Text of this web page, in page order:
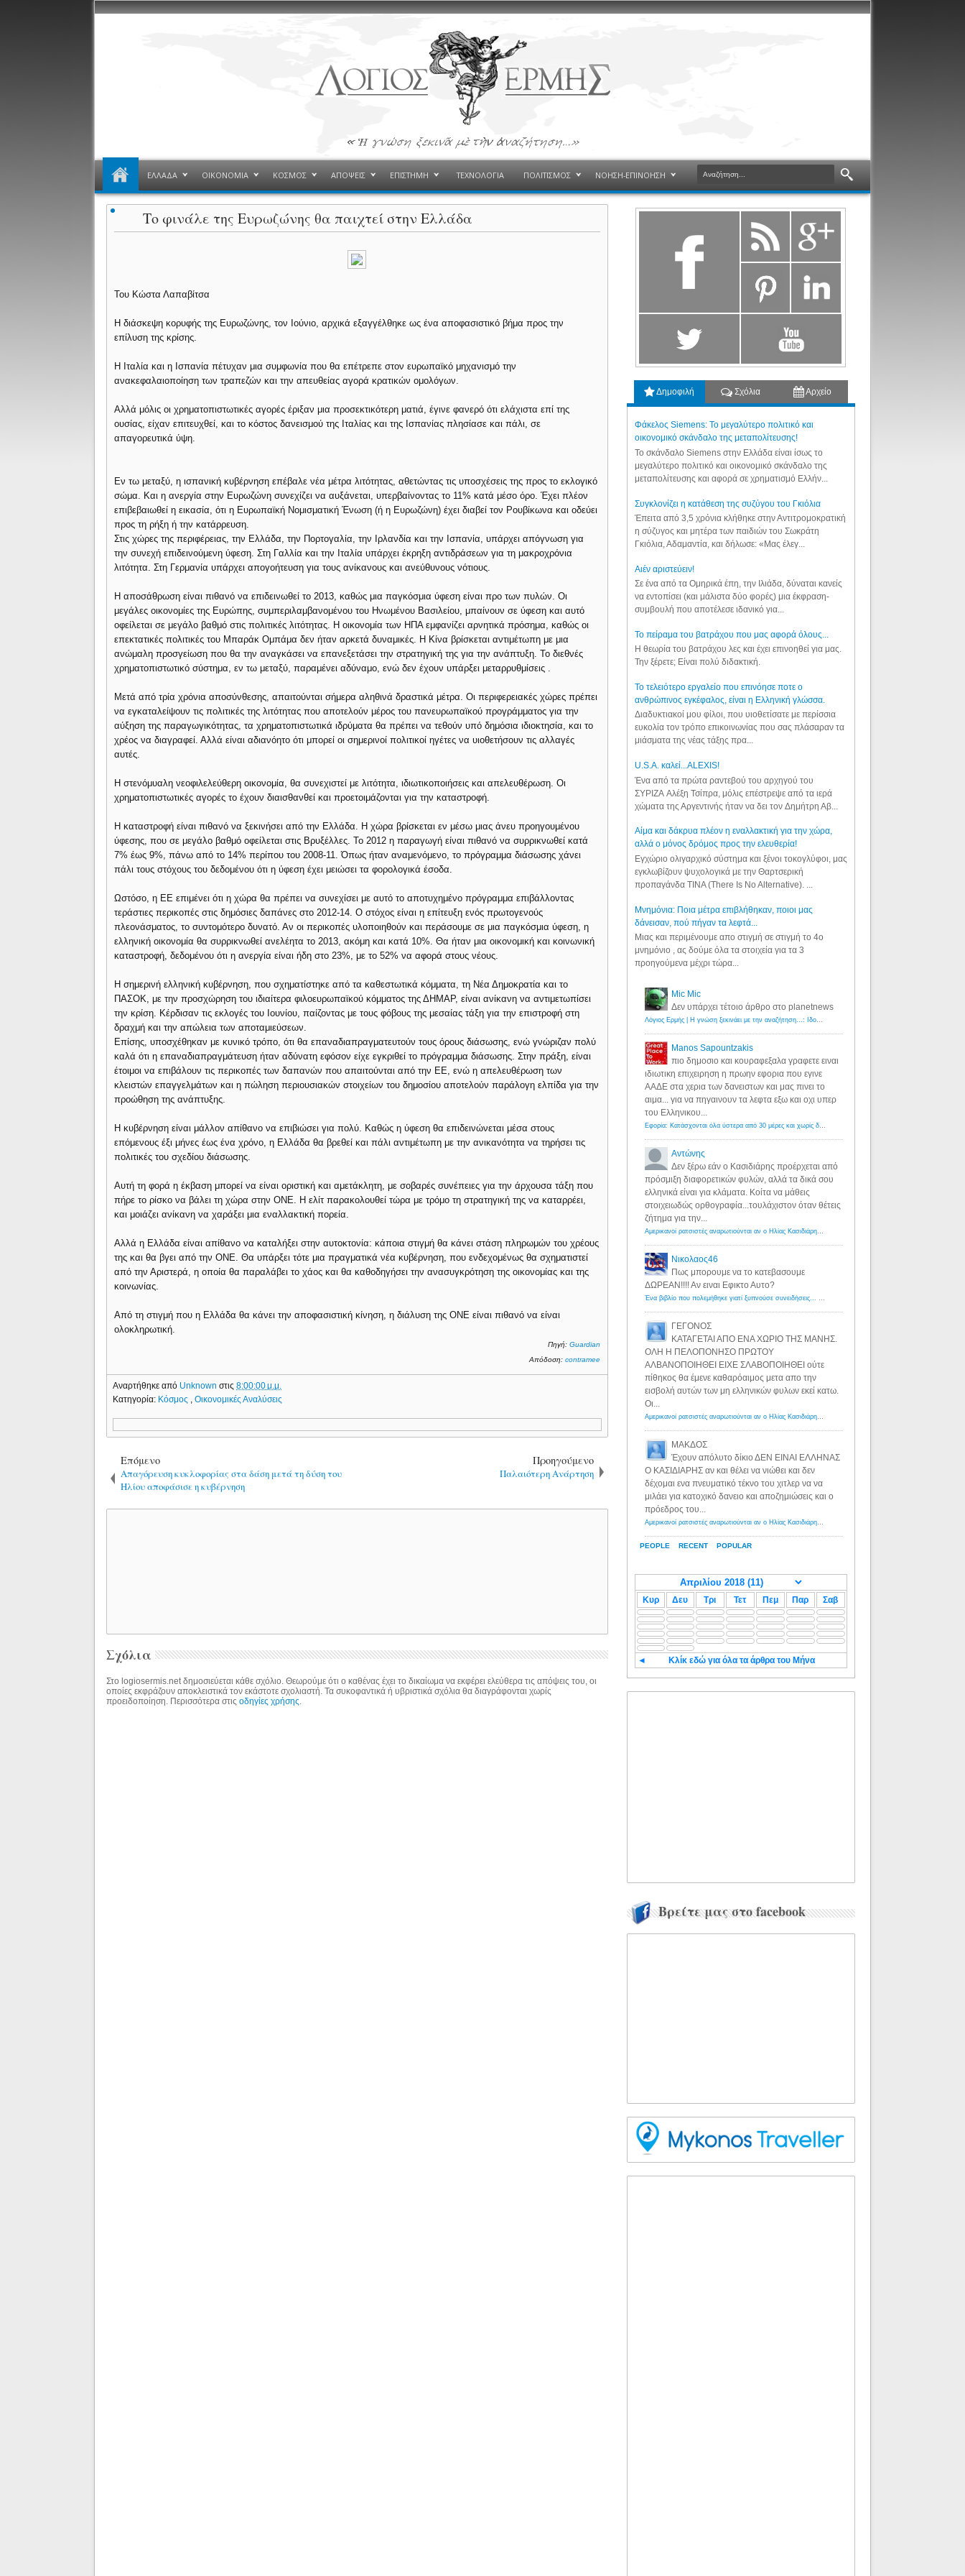
ΕΛΛΑΔΑ ΟΙΚΟΝΟΜΙΑ ΚΟΣΜΟΣ ΑΠΟΨΕΙΣ ΕΠΙΣΤΗΜΗ ΤΕΧΝΟΛΟΓΙΑ ΠΟΛΙΤΙΣΜΟΣ ΝΟΗΣΗ-ΕΠΙΝΟΗΣΗ
Το φινάλε της Ευρωζώνης θα παιχτεί στην Ελλάδα
Του Κώστα Λαπαβίτσα
Η διάσκεψη κορυφής της Ευρωζώνης, τον Ιούνιο, αρχικά εξαγγέλθηκε ως ένα αποφασιστικό βήμα προς την
επίλυση της κρίσης.
Η Ιταλία και η Ισπανία πέτυχαν μια συμφωνία που θα επέτρεπε στον ευρωπαϊκό μηχανισμό την
ανακεφαλαιοποίηση των τραπεζών και την απευθείας αγορά κρατικών ομολόγων.
Αλλά μόλις οι χρηματοπιστωτικές αγορές έριξαν μια προσεκτικότερη ματιά, έγινε φανερό ότι ελάχιστα επί της
ουσίας, είχαν επιτευχθεί, και το κόστος δανεισμού της Ιταλίας και της Ισπανίας πλησίασε και πάλι, σε
απαγορευτικά ύψη.
Εν τω μεταξύ, η ισπανική κυβέρνηση επέβαλε νέα μέτρα λιτότητας, αθετώντας τις υποσχέσεις της προς το εκλογικό
σώμα. Και η ανεργία στην Ευρωζώνη συνεχίζει να αυξάνεται, υπερβαίνοντας το 11% κατά μέσο όρο. Έχει πλέον
επιβεβαιωθεί η εικασία, ότι η Ευρωπαϊκή Νομισματική Ένωση (ή η Ευρωζώνη) έχει διαβεί τον Ρουβίκωνα και οδεύει
προς τη ρήξη ή την κατάρρευση.
Στις χώρες της περιφέρειας, την Ελλάδα, την Πορτογαλία, την Ιρλανδία και την Ισπανία, υπάρχει απόγνωση για
την συνεχή επιδεινούμενη ύφεση. Στη Γαλλία και την Ιταλία υπάρχει έκρηξη αντιδράσεων για τη μακροχρόνια
λιτότητα. Στη Γερμανία υπάρχει απογοήτευση για τους ανίκανους και ανεύθυνους νότιους.
Η αποσάθρωση είναι πιθανό να επιδεινωθεί το 2013, καθώς μια παγκόσμια ύφεση είναι προ των πυλών. Οι
μεγάλες οικονομίες της Ευρώπης, συμπεριλαμβανομένου του Ηνωμένου Βασιλείου, μπαίνουν σε ύφεση και αυτό
οφείλεται σε μεγάλο βαθμό στις πολιτικές λιτότητας. Η οικονομία των ΗΠΑ εμφανίζει αρνητικά πρόσημα, καθώς οι
επεκτατικές πολιτικές του Μπαράκ Ομπάμα δεν ήταν αρκετά δυναμικές. Η Κίνα βρίσκεται αντιμέτωπη με μια
ανώμαλη προσγείωση που θα την αναγκάσει να επανεξετάσει την στρατηγική της για την ανάπτυξη. Το διεθνές
χρηματοπιστωτικό σύστημα, εν τω μεταξύ, παραμένει αδύναμο, ενώ δεν έχουν υπάρξει μεταρρυθμίσεις .
Μετά από τρία χρόνια αποσύνθεσης, απαιτούνται σήμερα αληθινά δραστικά μέτρα. Οι περιφερειακές χώρες πρέπει
να εγκαταλείψουν τις πολιτικές της λιτότητας που αποτελούν μέρος του πανευρωπαϊκού προγράμματος για την
αύξηση της παραγωγικότητας, τα χρηματοπιστωτικά ιδρύματα θα πρέπει να τεθούν υπό δημόσια ιδιοκτησία, και το
χρέος να διαγραφεί. Αλλά είναι αδιανόητο ότι μπορεί οι σημερινοί πολιτικοί ηγέτες να υιοθετήσουν τις αλλαγές
αυτές.
Η στενόμυαλη νεοφιλελεύθερη οικονομία, θα συνεχιστεί με λιτότητα, ιδιωτικοποιήσεις και απελευθέρωση. Οι
χρηματοπιστωτικές αγορές το έχουν διαισθανθεί και προετοιμάζονται για την καταστροφή.
Η καταστροφή είναι πιθανό να ξεκινήσει από την Ελλάδα. Η χώρα βρίσκεται εν μέσω μιας άνευ προηγουμένου
ύφεσης, που σε μεγάλο βαθμό οφείλεται στις Βρυξέλλες. Το 2012 η παραγωγή είναι πιθανό να συρρικνωθεί κατά
7% έως 9%, πάνω από το 14% περίπου του 2008-11. Όπως ήταν αναμενόμενο, το πρόγραμμα διάσωσης χάνει
πάλι τους στόχους του δεδομένου ότι η ύφεση έχει μειώσει τα φορολογικά έσοδα.
Ωστόσο, η ΕΕ επιμένει ότι η χώρα θα πρέπει να συνεχίσει με αυτό το αποτυχημένο πρόγραμμα επιβάλλοντας
τεράστιες περικοπές στις δημόσιες δαπάνες στο 2012-14. Ο στόχος είναι η επίτευξη ενός πρωτογενούς
πλεονάσματος, το συντομότερο δυνατό. Αν οι περικοπές υλοποιηθούν και περάσουμε σε μια παγκόσμια ύφεση, η
ελληνική οικονομία θα συρρικνωθεί ανελέητα το 2013, ακόμη και κατά 10%. Θα ήταν μια οικονομική και κοινωνική
καταστροφή, δεδομένου ότι η ανεργία είναι ήδη στο 23%, με το 52% να αφορά στους νέους.
Η σημερινή ελληνική κυβέρνηση, που σχηματίστηκε από τα καθεστωτικά κόμματα, τη Νέα Δημοκρατία και το
ΠΑΣΟΚ, με την προσχώρηση του ιδιαίτερα φιλοευρωπαϊκού κόμματος της ΔΗΜΑΡ, είναι ανίκανη να αντιμετωπίσει
την κρίση. Κέρδισαν τις εκλογές του Ιουνίου, παίζοντας με τους φόβους της μεσαίας τάξη για την επιστροφή στη
δραχμή και την απώλεια των αποταμιεύσεων.
Επίσης, υποσχέθηκαν με κυνικό τρόπο, ότι θα επαναδιαπραγματευτούν τους όρους διάσωσης, ενώ γνώριζαν πολύ
καλά ότι η επαναδιαπραγμάτευση ήταν αδύνατη εφόσον είχε εγκριθεί το πρόγραμμα διάσωσης. Στην πράξη, είναι
έτοιμοι να επιβάλουν τις περικοπές των δαπανών που απαιτούνται από την ΕΕ, ενώ η απελευθέρωση των
κλειστών επαγγελμάτων και η πώληση περιουσιακών στοιχείων του δημοσίου αποτελούν παράλογη ελπίδα για την
προώθηση της ανάπτυξης.
Η κυβέρνηση είναι μάλλον απίθανο να επιβιώσει για πολύ. Καθώς η ύφεση θα επιδεινώνεται μέσα στους
επόμενους έξι μήνες έως ένα χρόνο, η Ελλάδα θα βρεθεί και πάλι αντιμέτωπη με την ανικανότητα να τηρήσει τις
πολιτικές του σχεδίου διάσωσης.
Αυτή τη φορά η έκβαση μπορεί να είναι οριστική και αμετάκλητη, με σοβαρές συνέπειες για την άρχουσα τάξη που
πήρε το ρίσκο να βάλει τη χώρα στην ΟΝΕ. Η ελίτ παρακολουθεί τώρα με τρόμο τη στρατηγική της να καταρρέει,
και μοιάζει ανίκανη να χαράξει μια εναλλακτική πορεία.
Αλλά η Ελλάδα είναι απίθανο να καταλήξει στην αυτοκτονία: κάποια στιγμή θα κάνει στάση πληρωμών του χρέους
της και θα βγει από την ΟΝΕ. Θα υπάρξει τότε μια πραγματικά νέα κυβέρνηση, που ενδεχομένως θα σχηματιστεί
από την Αριστερά, η οποία θα παραλάβει το χάος και θα καθοδηγήσει την ανασυγκρότηση της οικονομίας και της
κοινωνίας.
Από τη στιγμή που η Ελλάδα θα κάνει την αποφασιστική κίνηση, η διάλυση της ΟΝΕ είναι πιθανό να είναι
ολοκληρωτική.
Πηγή: Guardian
Απόδοση: contramee
Αναρτήθηκε από Unknownστις8:00:00 μ.μ.
Κατηγορία: Κόσμος ,Οικονομικές Αναλύσεις
Επόμενο
Απαγόρευση κυκλοφορίας στα δάση μετά τη δύση του
Ηλίου αποφάσισε η κυβέρνηση
Προηγούμενο
Παλαιότερη Ανάρτηση
Σχόλια
Στο logiosermis.net δημοσιεύεται κάθε σχόλιο. Θεωρούμε ότι ο καθένας έχει το δικαίωμα να εκφέρει ελεύθερα τις απόψεις του, οι
οποίες εκφράζουν αποκλειστικά τον εκάστοτε σχολιαστή. Τα συκοφαντικά ή υβριστικά σχόλια θα διαγράφονται χωρίς
προειδοποίηση. Περισσότερα στιςοδηγίες χρήσης
Δημοφιλή Σχόλια Αρχείο
Φάκελος Siemens: Το μεγαλύτερο πολιτικό και
οικονομικό σκάνδαλο της μεταπολίτευσης!
Το σκάνδαλο Siemens στην Ελλάδα είναι ίσως το
μεγαλύτερο πολιτικό και οικονομικό σκάνδαλο της
μεταπολίτευσης και αφορά σε χρηματισμό Ελλήν...
Συγκλονίζει η κατάθεση της συζύγου του Γκιόλια
Έπειτα από 3,5 χρόνια κλήθηκε στην Αντιτρομοκρατική
η σύζυγος και μητέρα των παιδιών του Σωκράτη
Γκιόλια, Αδαμαντία, και δήλωσε: «Μας έλεγ...
Aιέν αριστεύειν!
Σε ένα από τα Ομηρικά έπη, την Ιλιάδα, δύναται κανείς
να εντοπίσει (και μάλιστα δύο φορές) μια έκφραση-
συμβουλή που αποτέλεσε ιδανικό για...
Το πείραμα του βατράχου που μας αφορά όλους...
Η θεωρία του βατράχου λες και έχει επινοηθεί για μας.
Την ξέρετε; Είναι πολύ διδακτική.
Το τελειότερο εργαλείο που επινόησε ποτε ο
ανθρώπινος εγκέφαλος, είναι η Ελληνική γλώσσα.
Διαδυκτιακοί μου φίλοι, που υιοθετίσατε με περίσσια
ευκολία τον τρόπο επικοινωνίας που σας πλάσαραν τα
μιάσματα της νέας τάξης πρα...
U.S.A. καλεί...ALEXIS!
Ένα από τα πρώτα ραντεβού του αρχηγού του
ΣΥΡΙΖΑ Αλέξη Τσίπρα, μόλις επέστρεψε από τα ιερά
χώματα της Αργεντινής ήταν να δει τον Δημήτρη Αβ...
Αίμα και δάκρυα πλέον η εναλλακτική για την χώρα,
αλλά ο μόνος δρόμος προς την ελευθερία!
Εγχώριο ολιγαρχικό σύστημα και ξένοι τοκογλύφοι, μας
εγκλωβίζουν ψυχολογικά με την Θαρτσερική
προπαγάνδα TINA (There Is No Alternative). ...
Μνημόνια: Ποια μέτρα επιβλήθηκαν, ποιοι μας
δάνεισαν, πού πήγαν τα λεφτά...
Μιας και περιμένουμε απο στιγμή σε στιγμή το 4ο
μνημόνιο , ας δούμε όλα τα στοιχεία για τα 3
προηγούμενα μέχρι τώρα...
PEOPLE RECENT POPULAR
Mic Mic
Δεν υπάρχει τέτοιο άρθρο στο planetnews
Λόγιος Ερμής | Η γνώση ξεκινάει με την αναζήτηση...: Ιδού οι 18 που χρωστούν 11 δις ευρώ!
Manos Sapountzakis
πιο δημοσιο και κουραφεξαλα γραφετε ειναι
ιδιωτικη επιχειρηση η πρωην εφορια που εγινε
ΑΑΔΕ στα χερια των δανειστων και μας πινει το
αιμα... για να πηγαινουν τα λεφτα εξω και οχι υπερ
του Ελληνικου...
Εφορία: Κατάσχονται όλα ύστερα από 30 μέρες και χωρίς δικαστικές αποφάσεις - Λόγιος Ερμής
Αντώνης
Δεν ξέρω εάν ο Κασιδιάρης προέρχεται από
πρόσμιξη διαφορετικών φυλών, αλλά τα δικά σου
ελληνικά είναι για κλάματα. Κοίτα να μάθεις
στοιχειωδώς ορθογραφία...τουλάχιστον όταν θέτεις
ζήτημα για την...
Αμερικανοί ρατσιστές αναρωτιούνται αν ο Ηλίας Κασιδιάρης ανήκει στη λευκή φυλή... - Λόγιος Ερμής
Νικολαος46
Πως μπορουμε να το κατεβασουμε
ΔΩΡΕΑΝ!!!! Αν ειναι Εφικτο Αυτο?
Ένα βιβλίο που πολεμήθηκε γιατί ξυπνούσε συνειδήσεις... - Λόγιος Ερμής | Η γνώση ξεκινάει με την αναζήτηση...
ΓΕΓΟΝΟΣ
ΚΑΤΑΓΕΤΑΙ ΑΠΟ ΕΝΑ ΧΩΡΙΟ ΤΗΣ ΜΑΝΗΣ.
ΟΛΗ Η ΠΕΛΟΠΟΝΗΣΟ ΠΡΩΤΟΥ
ΑΛΒΑΝΟΠΟΙΗΘΕΙ ΕΙΧΕ ΣΛΑΒΟΠΟΙΗΘΕΙ ούτε
πίθηκος θα έμενε καθαρόαιμος μετα απο την
εισβολή αυτών των μη ελληνικών φυλων εκεί κατω.
Οι...
Αμερικανοί ρατσιστές αναρωτιούνται αν ο Ηλίας Κασιδιάρης ανήκει στη λευκή φυλή... - Λόγιος Ερμής
ΜΑΚΔΟΣ
Έχουν απόλυτο δίκιο ΔΕΝ ΕΙΝΑΙ ΕΛΛΗΝΑΣ
Ο ΚΑΣΙΔΙΑΡΗΣ αν και θέλει να νιώθει και δεν
δέχομαι ενα πνευματικό τέκνο του χιτλερ να να
μιλάει για κατοχικό δανειο και αποζημιώσεις και ο
πρόεδρος του...
Αμερικανοί ρατσιστές αναρωτιούνται αν ο Ηλίας Κασιδιάρης ανήκει στη λευκή φυλή... - Λόγιος Ερμής
Κυρ Δευ Τρι Τετ Πεμ Παρ Σαβ
◄ Κλίκ εδώ για όλα τα άρθρα του Μήνα
Βρείτε μας στο facebook